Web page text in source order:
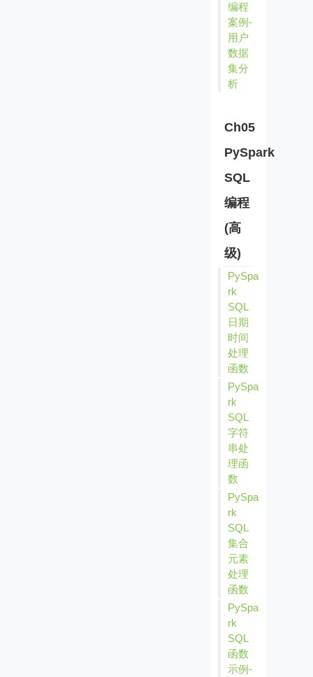
编程
案例-
用户
数据
集分
析
Ch05
PySpark
SQL
编程
(高
级)
PySpa
rk
SQL
日期
时间
处理
函数
PySpa
rk
SQL
字符
串处
理函
数
PySpa
rk
SQL
集合
元素
处理
函数
PySpa
rk
SQL
函数
示例-